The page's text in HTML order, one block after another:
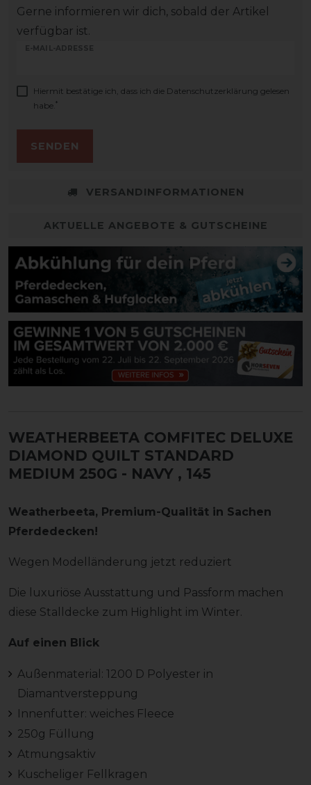
Gerne informieren wir dich, sobald der Artikel
verfügbar ist.
E-MAIL-ADRESSE
Hiermit bestätige ich, dass ich die Daten­schutz­erklärung gelesen
habe. *
SENDEN
VERSANDINFORMATIONEN
AKTUELLE ANGEBOTE & GUTSCHEINE
WEATHERBEETA COMFITEC DELUXE
DIAMOND QUILT STANDARD
MEDIUM 250G - NAVY , 145
Weatherbeeta, Premium-Qualität in Sachen
Pferdedecken!
Wegen Modelländerung jetzt reduziert
Die luxuriöse Ausstattung und Passform machen
diese Stalldecke zum Highlight im Winter.
Auf einen Blick
Außenmaterial: 1200 D Polyester in
Diamantversteppung
Innenfutter: weiches Fleece
250g Füllung
Atmungsaktiv
Kuscheliger Fellkragen